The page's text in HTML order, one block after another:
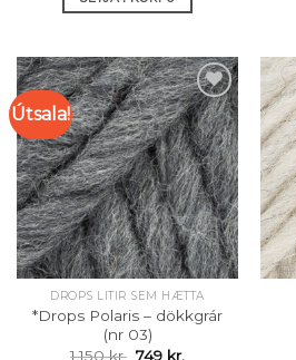
Útsala!
Setja á
óskalista
DROPS LITIR SEM HÆTTA
*Drops Polaris – dökkgrár
(nr 03)
1.150kr. Original
749 kr.